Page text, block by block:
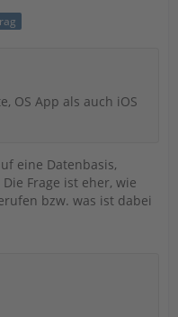
OS App als auch iOS
eine Datenbasis,
Frage ist eher, wie
bzw. was ist dabei